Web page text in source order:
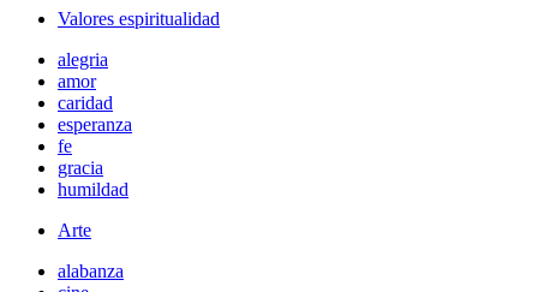
Valores espiritualidad
alegria
amor
caridad
esperanza
fe
gracia
humildad
Arte
alabanza